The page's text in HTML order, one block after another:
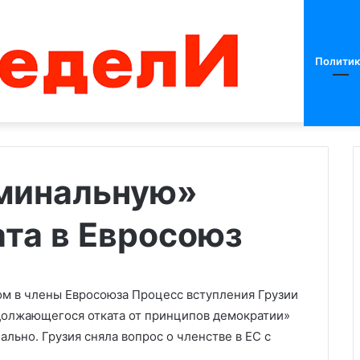
в Евросоюз
в члены Евросоюза Процесс вступления Грузии
отката от принципов демократии»
Грузия сняла вопрос о членстве в ЕС с
Белгороде
ракетной
прогремели
взрывы
01.06.2024
В Белгороде после объявления